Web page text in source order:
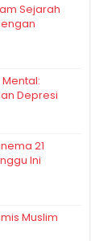
Sejarah
Depresi
21
Ini
Muslim